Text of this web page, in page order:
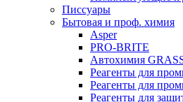
Писсуары
Бытовая и проф. химия
Asper
PRO-BRITE
Автохимия
Реагенты для
Реагенты для
Реагенты для